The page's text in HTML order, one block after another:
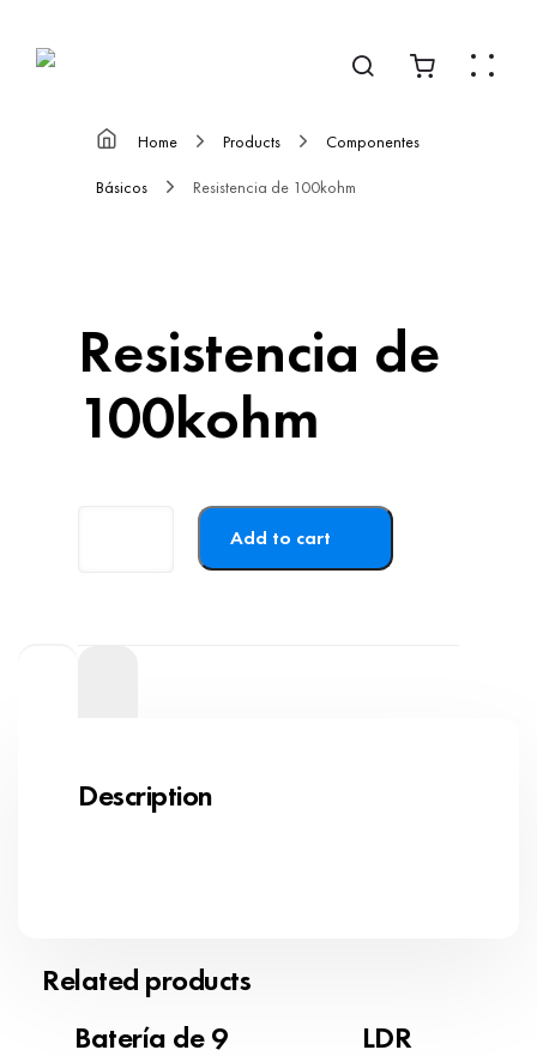
Home Products Componentes
Básicos Resistencia de 100kohm
Resistencia de
100kohm
Add to cart
Description
Related products
Batería de 9
LDR